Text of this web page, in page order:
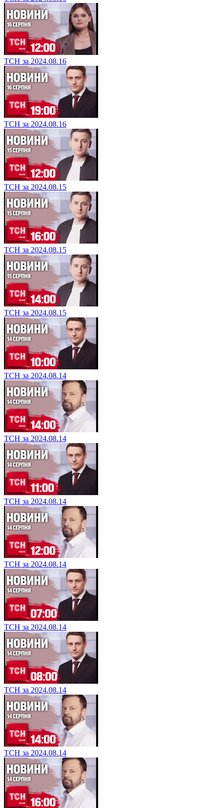
ТСН за 2024.08.16
ТСН за 2024.08.16
ТСН за 2024.08.15
ТСН за 2024.08.15
ТСН за 2024.08.15
ТСН за 2024.08.14
ТСН за 2024.08.14
ТСН за 2024.08.14
ТСН за 2024.08.14
ТСН за 2024.08.14
ТСН за 2024.08.14
ТСН за 2024.08.14